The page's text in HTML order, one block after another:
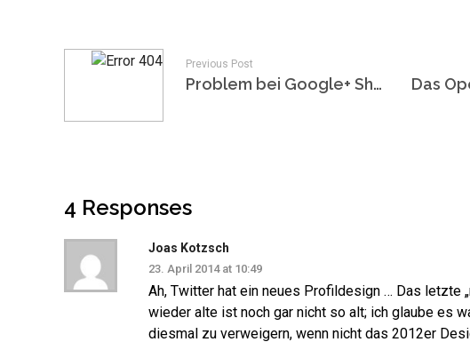
Previous Post
Problem bei Google+ Sharing als Allinkl.com Kunde?
4 Responses
Joas Kotzsch
23. April 2014 at 10:49
Ah, Twitter hat ein neues Profildesign … Das letzte
wieder alte ist noch gar nicht so alt; ich glaube es
diesmal zu verweigern, wenn nicht das 2012er